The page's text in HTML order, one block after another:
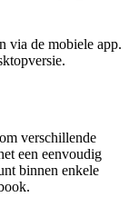
via de mobiele app.
verschillende
een eenvoudig
binnen enkele